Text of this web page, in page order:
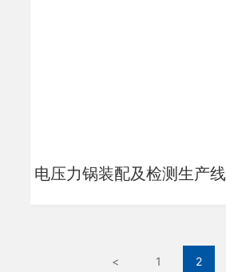
电压力锅装配及检测生产线
< 1 2